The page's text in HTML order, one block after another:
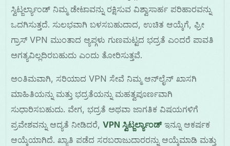
ಸ್ವಿಟ್ಜರ್ಲ್ಯಾಂಡ್ ನಿಮ್ಮ ಡೇಟಾವನ್ನು ರಕ್ಷಿಸುವ ವಿಶ್ವಾಸಾರ್ಹ ಪರಿಹಾರವನ್ನು
ಒದಗಿಸುತ್ತದೆ. ಸುಲಭವಾಗಿ ಬಳಸಬಹುದಾದ, ಉಚಿತ ಆಯ್ಕೆಗೆ, ಫ್ರೀ
ಗ್ರಾಸ್ VPN ಮುಂತಾದ ಆ್ಯಪ್ಗಳು ಗುಣಮಟ್ಟದ ಭದ್ರತೆ ಎಂದರೆ ಪಾವತಿ
ಅಗತ್ಯವಿಲ್ಲದಿರಬಹುದು ಎಂದು ತೋರಿಸುತ್ತವೆ.
ಅಂತಿಮವಾಗಿ, ಸರಿಯಾದ VPN ಸೇವೆ ನಿಮ್ಮ ಆನ್‌ಲೈನ್ ಖಾಸಗಿ
ಮಾಹಿತಿಯನ್ನು ಮತ್ತು ಭದ್ರತೆಯನ್ನು ಮಹತ್ವಪೂರ್ಣವಾಗಿ
ಸುಧಾರಿಸಬಹುದು. ವೇಗ, ಭದ್ರತೆ ಅಥವಾ ಜಾಗತಿಕ ವಿಷಯಗಳಿಗೆ
ಪ್ರವೇಶವನ್ನು ಆದ್ಯತೆ ನೀಡಿದರೆ,VPN ಸ್ವಿಟ್ಜರ್ಲ್ಯಾಂಡ್ಇನ್ನೂ ಆಕರ್ಷಕ
ಆಯ್ಕೆಯಾಗಿದೆ. ಖ್ಯಾತಿ ಪಡೆದ ಸರಬರಾಜುದಾರರನ್ನು ಆಯ್ಕೆಮಾಡಿ ಮತ್ತು